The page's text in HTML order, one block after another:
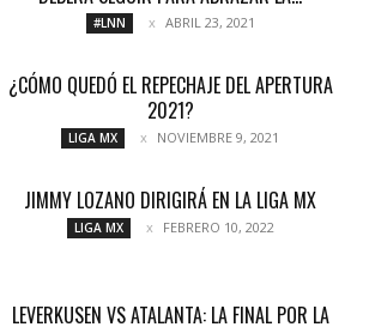
#LNN ABRIL 23, 2021
¿CÓMO QUEDÓ EL REPECHAJE DEL APERTURA
2021?
LIGA MX NOVIEMBRE 9, 2021
JIMMY LOZANO DIRIGIRÁ EN LA LIGA MX
LIGA MX FEBRERO 10, 2022
LEVERKUSEN VS ATALANTA: LA FINAL POR LA